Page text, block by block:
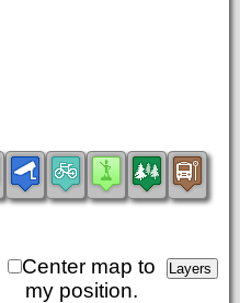
Center map to
my position.